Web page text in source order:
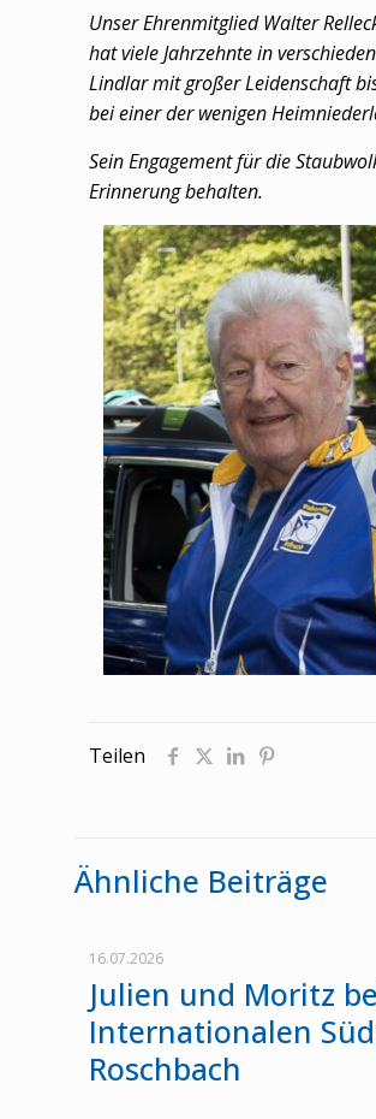
Unser Ehrenmitglied Walter
hat viele Jahrzehnte in
Lindlar mit großer Leidenschaft
bei einer der wenigen
Sein Engagement für die
Erinnerung behalten.
Teilen
Ähnliche Beiträge
16.07.2026
Julien und Moritz
Internationalen
Roschbach